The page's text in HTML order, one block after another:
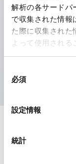
解析の各サードパ
で収集された情報
た際に収集された
よって使用される
必須
設定情報
統計
きに、迅速・確実
できます。
各方向のレバー
操作レバーをセ
ドキュメント